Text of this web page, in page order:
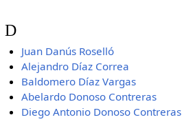
D
Juan Danús Roselló
Alejandro Díaz Correa
Baldomero Díaz Vargas
Abelardo Donoso Contreras
Diego Antonio Donoso Contreras